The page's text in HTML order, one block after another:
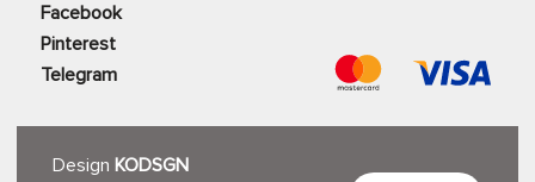
Facebook
Pinterest
Telegram
Design KODSGN